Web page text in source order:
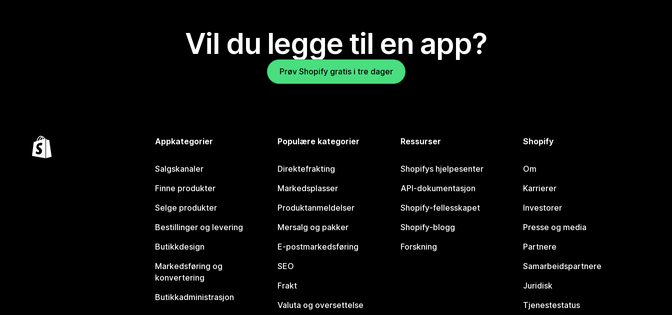
Vil du legge til en app?
Prøv Shopify gratis i tre dager
Appkategorier
Salgskanaler
Finne produkter
Selge produkter
Bestillinger og levering
Butikkdesign
Markedsføring og
konvertering
Butikkadministrasjon
Populære kategorier
Direktefrakting
Markedsplasser
Produktanmeldelser
Mersalg og pakker
E-postmarkedsføring
SEO
Frakt
Valuta og oversettelse
Ressurser
Shopifys hjelpesenter
API-dokumentasjon
Shopify-fellesskapet
Shopify-blogg
Forskning
Shopify
Om
Karrierer
Investorer
Presse og media
Partnere
Samarbeidspartnere
Juridisk
Tjenestestatus